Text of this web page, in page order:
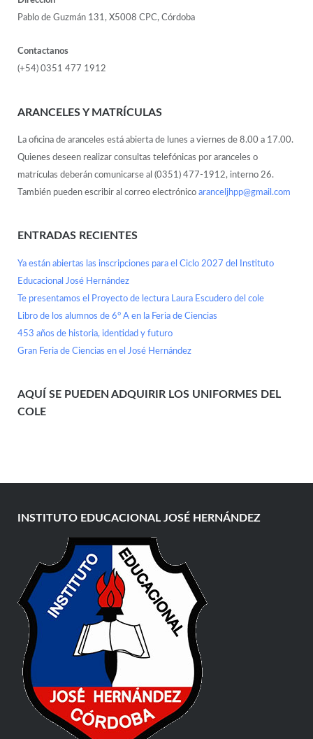
Pablo de Guzmán 131, X5008 CPC, Córdoba
Contactanos
(+54) 0351 477 1912
ARANCELES Y MATRÍCULAS
La oficina de aranceles está abierta de lunes a viernes de 8.00 a 17.00.
Quienes deseen realizar consultas telefónicas por aranceles o
matrículas deberán comunicarse al (0351) 477-1912, interno 26.
También pueden escribir al correo electrónico aranceljhpp@gmail.com
ENTRADAS RECIENTES
Ya están abiertas las inscripciones para el Ciclo 2027 del Instituto
Educacional José Hernández
Te presentamos el Proyecto de lectura Laura Escudero del cole
Libro de los alumnos de 6° A en la Feria de Ciencias
453 años de historia, identidad y futuro
Gran Feria de Ciencias en el José Hernández
AQUÍ SE PUEDEN ADQUIRIR LOS UNIFORMES DEL
COLE
INSTITUTO EDUCACIONAL JOSÉ HERNÁNDEZ